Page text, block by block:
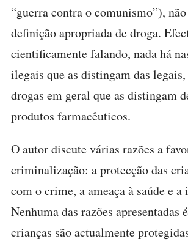
“guerra contra o comunismo”),
definição apropriada de droga.
cientificamente falando, nada há
ilegais que as distingam das legais,
drogas em geral que as distingam
produtos farmacêuticos.
O autor discute várias razões a
criminalização: a protecção das
com o crime, a ameaça à saúde e
Nenhuma das razões apresentadas
crianças são actualmente